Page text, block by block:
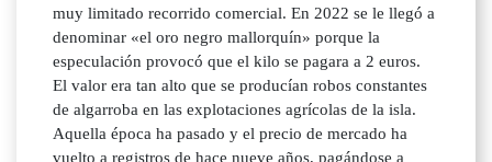
muy limitado recorrido comercial. En 2022 se le llegó a
denominar «el oro negro mallorquín» porque la
especulación provocó que el kilo se pagara a 2 euros.
El valor era tan alto que se producían robos constantes
de algarroba en las explotaciones agrícolas de la isla.
Aquella época ha pasado y el precio de mercado ha
vuelto a registros de hace nueve años, pagándose a